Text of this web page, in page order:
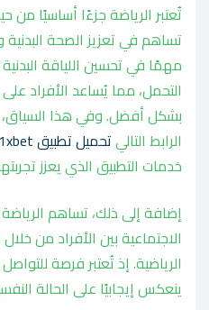
تُعتبر الرياضة جزءًا أساسيًا من
تساهم في تعزيز الصحة البدنية
مهمًا في تحسين اللياقة
التحمل، مما يُساعد الأفراد
بشكل أفضل. وفي هذا السياق،
الرابط التاليتحميل تطبيق 1xbet بسهولة
خدمات التطبيق الذي يعزز
إضافة إلى ذلك، تساهم
الاجتماعية بين الأفراد من
الرياضية. إذ تُعتبر فرصة
ينعكس إيجابيًا على الحالة